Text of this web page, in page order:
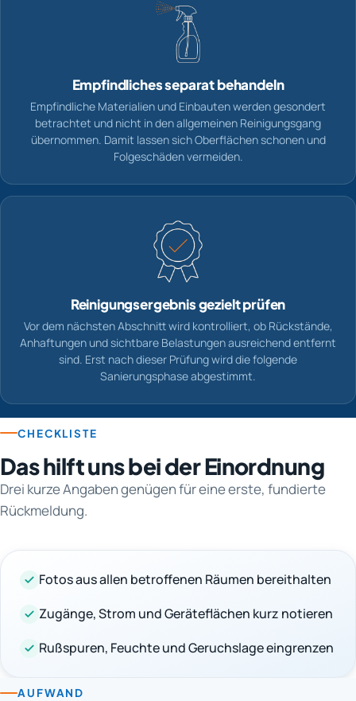
Empfindliches separat behandeln
Empfindliche Materialien und Einbauten werden gesondert
betrachtet und nicht in den allgemeinen Reinigungsgang
übernommen. Damit lassen sich Oberflächen schonen und
Folgeschäden vermeiden.
Reinigungsergebnis gezielt prüfen
Vor dem nächsten Abschnitt wird kontrolliert, ob Rückstände,
Anhaftungen und sichtbare Belastungen ausreichend entfernt
sind. Erst nach dieser Prüfung wird die folgende
Sanierungsphase abgestimmt.
CHECKLISTE
Das hilft uns bei der Einordnung
Drei kurze Angaben genügen für eine erste, fundierte
Rückmeldung.
Fotos aus allen betroffenen Räumen bereithalten
Zugänge, Strom und Geräteflächen kurz notieren
Rußspuren, Feuchte und Geruchslage eingrenzen
AUFWAND